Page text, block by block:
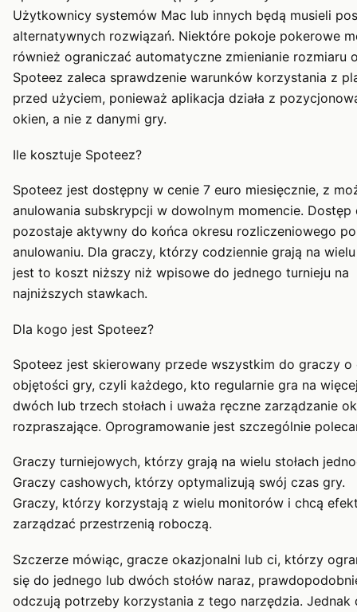
Użytkownicy systemów Mac lub innych będą musieli
alternatywnych rozwiązań. Niektóre pokoje pokerowe
również ograniczać automatyczne zmienianie rozmiaru
Spoteez zaleca sprawdzenie warunków korzystania z
przed użyciem, ponieważ aplikacja działa z
okien, a nie z danymi gry.
Ile kosztuje Spoteez?
Spoteez jest dostępny w cenie 7 euro miesięcznie, z
anulowania subskrypcji w dowolnym momencie. Dostęp
pozostaje aktywny do końca okresu rozliczeniowego po
anulowaniu. Dla graczy, którzy codziennie grają na wielu
jest to koszt niższy niż wpisowe do jednego turnieju na
najniższych stawkach.
Dla kogo jest Spoteez?
Spoteez jest skierowany przede wszystkim do graczy o
objętości gry, czyli każdego, kto regularnie gra na
dwóch lub trzech stołach i uważa ręczne zarządzanie
rozpraszające. Oprogramowanie jest szczególnie
Graczy turniejowych, którzy grają na wielu stołach
Graczy cashowych, którzy optymalizują swój czas gry.
Graczy, którzy korzystają z wielu monitorów i chcą
zarządzać przestrzenią roboczą.
Szczerze mówiąc, gracze okazjonalni lub ci, którzy
się do jednego lub dwóch stołów naraz,
odczują potrzeby korzystania z tego narzędzia. Jednak